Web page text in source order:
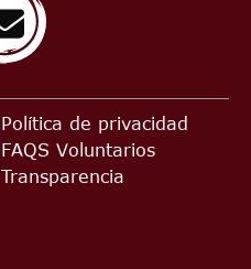
Política de privacidad
FAQS Voluntarios
Transparencia